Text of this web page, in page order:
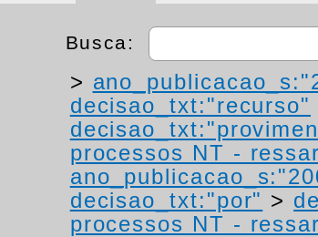
Busca:
>
decisao_txt:"recurso"
processos NT -
decisao_txt:"por" >
processos NT -